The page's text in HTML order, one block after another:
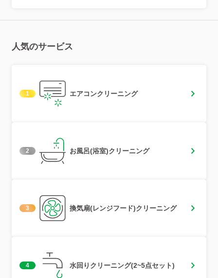
人気のサービス
1 エアコンクリーニング
2 お風呂(浴室)クリーニング
3 換気扇(レンジフード)クリーニング
4 水回りクリーニング(2~5点セット)